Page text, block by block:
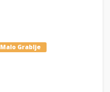
Malo Grablje